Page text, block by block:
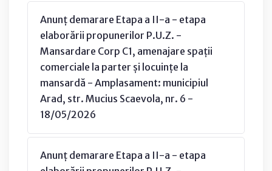
Anunț demarare Etapa a II-a - etapa
elaborării propunerilor P.U.Z. -
Mansardare Corp C1, amenajare spații
comerciale la parter și locuințe la
mansardă - Amplasament: municipiul
Arad, str. Mucius Scaevola, nr. 6 -
18/05/2026
Anunț demarare Etapa a II-a - etapa